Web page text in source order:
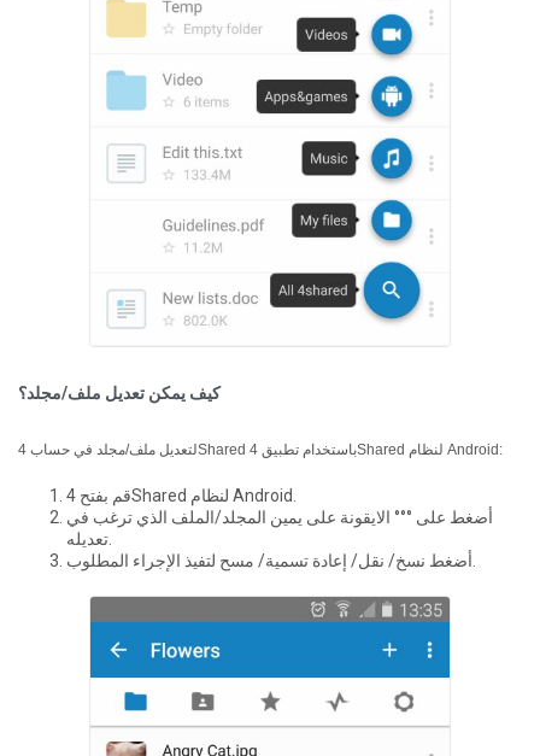
كيف يمكن تعديل ملف/مجلد؟
لتعديل ملف/مجلد في حساب 4Shared باستخدام تطبيق 4Shared لنظام Android:
قم بفتح 4Shared لنظام Android.
أضغط على °°° الايقونة على يمين المجلد/الملف الذي ترغب في